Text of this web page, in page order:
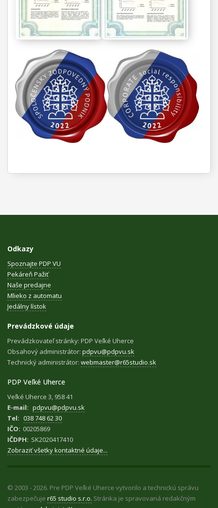
Odkazy
Spoznajte PDP VU
Pekáreň Pažiť
Naše predajne
Mlieko z automatu
Jedálny lístok
Prevádzkové údaje
Prevádzkovateľ stránky: PDP Veľké Uherce
Obsahový administrátor: pdpvu@pdpvu.sk
Technický administrátor: webmaster@r65studio.sk
PDP Veľké Uherce
Veľké Uherce 3, 958 41
E-mail: pdpvu@pdpvu.sk
Tel: 038 748 62 30
IČO: 00205869
IČDPH: SK2020417410
Zobraziť všetky kontaktné údaje...
© 2003 - 2026. Pre PDP Veľké Uherce vytvorilo a technickú správu
zabezpečuje r65 studio s.r.o. Stránka je spravovaná redakčným